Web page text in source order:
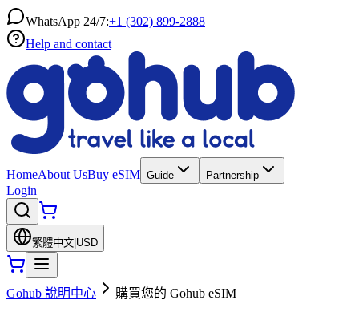
WhatsApp 24/7:+1 (302) 899-2888
Help and contact
HomeAbout UsBuy eSIM Guide Partnership
Login
繁體中文 USD
Gohub 說明中心 購買您的 Gohub eSIM